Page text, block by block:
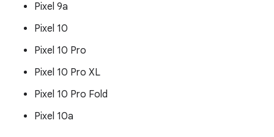
Pixel 9a
Pixel 10
Pixel 10 Pro
Pixel 10 Pro XL
Pixel 10 Pro Fold
Pixel 10a